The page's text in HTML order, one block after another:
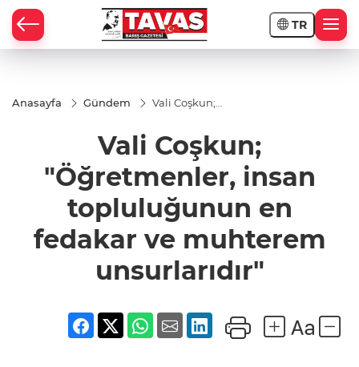
TR
Anasayfa Gündem
Vali Coşkun;
topluluğunun
en fedakar ve
muhterem
unsurlarıdır"
Vali Coşkun;
"Öğretmenler, insan
topluluğunun en
fedakar ve muhterem
unsurlarıdır"